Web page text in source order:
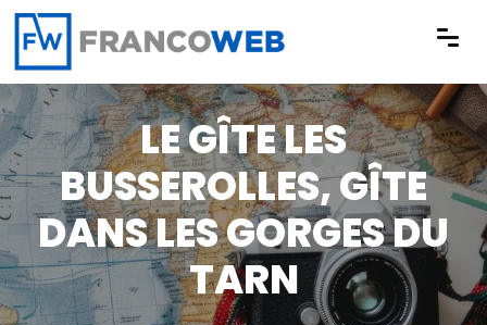
Panneau de gestion des cookies
LE GÎTE LES
BUSSEROLLES, GÎTE
DANS LES GORGES DU
TARN